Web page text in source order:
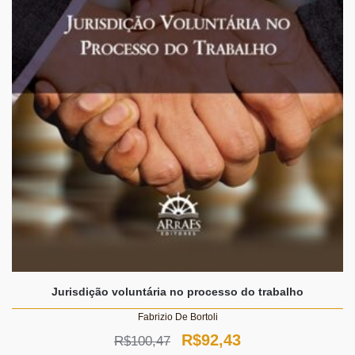
Jurisdição voluntária no processo do trabalho
Fabrizio De Bortoli
R$100,47
O
R$92,43O